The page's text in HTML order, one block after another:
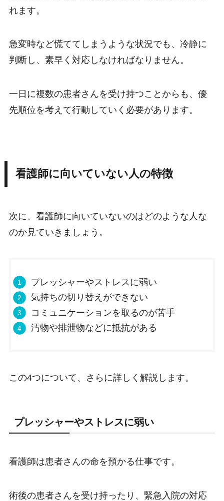
れます。
急変時など慌ててしまうような状況でも、冷静に
判断し、素早く対応しなければなりません。
一日に複数の患者さんを受け持つことからも、優
先順位を考えて行動していく必要があります。
看護師に向いていない人の特徴
次に、看護師に向いていないのはどのような人な
のか見ていきましょう。
プレッシャーやストレスに弱い
気持ちの切り替えができない
コミュニケーションを取るのが苦手
汚物や排泄物などに抵抗がある
この4つについて、さらに詳しく解説します。
プレッシャーやストレスに弱い
看護師は患者さんの命を預かる仕事です。
術後の患者さんを受け持ったり、緊急入院の対応